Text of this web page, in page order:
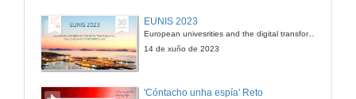
EUNIS 2023
European univesrities and the digital transformation: challenges and opportunities ahead
14 de xuño de 2023
'Cóntacho unha espía' Reto